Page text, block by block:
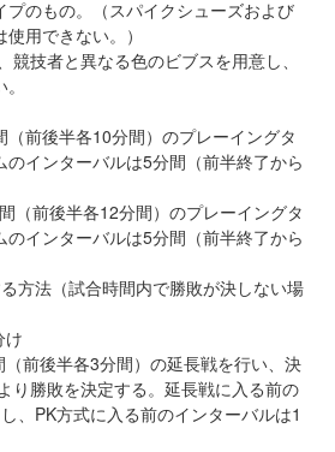
プのもの。（スパイクシューズおよび
用できない。）
技者と異なる色のビブスを用意し、
前後半各10分間）のプレーイングタ
のインターバルは5分間（前半終了から
（前後半各12分間）のプレーイングタ
のインターバルは5分間（前半終了から
方法（試合時間内で勝敗が決しない場
け
前後半各3分間）の延長戦を行い、決
り勝敗を決定する。延長戦に入る前の
、PK方式に入る前のインターバルは1